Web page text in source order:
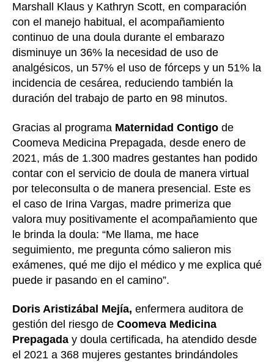
Marshall Klaus y Kathryn Scott, en comparación
con el manejo habitual, el acompañamiento
continuo de una doula durante el embarazo
disminuye un 36% la necesidad de uso de
analgésicos, un 57% el uso de fórceps y un 51% la
incidencia de cesárea, reduciendo también la
duración del trabajo de parto en 98 minutos.
Gracias al programa Maternidad Contigo de
Coomeva Medicina Prepagada, desde enero de
2021, más de 1.300 madres gestantes han podido
contar con el servicio de doula de manera virtual
por teleconsulta o de manera presencial. Este es
el caso de Irina Vargas, madre primeriza que
valora muy positivamente el acompañamiento que
le brinda la doula: “Me llama, me hace
seguimiento, me pregunta cómo salieron mis
exámenes, qué me dijo el médico y me explica qué
puede ir pasando en el camino”.
Doris Aristizábal Mejía, enfermera auditora de
gestión del riesgo de Coomeva Medicina
Prepagada y doula certificada, ha atendido desde
el 2021 a 368 mujeres gestantes brindándoles